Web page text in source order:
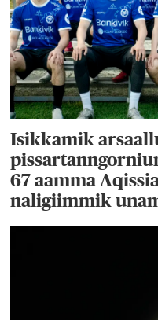
Isikkamik
67 aamma
naligiimmik